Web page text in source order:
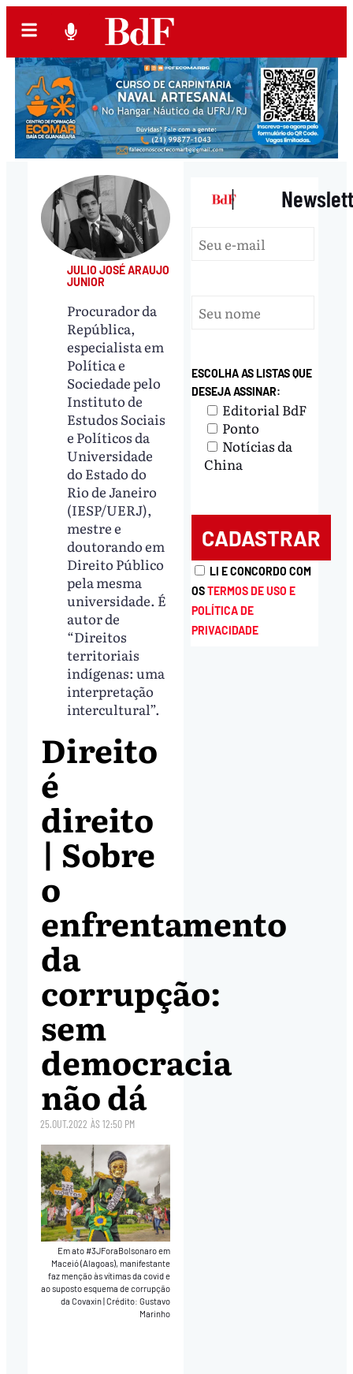
JULIO JOSÉ ARAUJO
JUNIOR
Procurador da
República,
especialista em
Política e
Sociedade pelo
Instituto de
Estudos Sociais
e Políticos da
Universidade
do Estado do
Rio de Janeiro
(IESP/UERJ),
mestre e
doutorando em
Direito Público
pela mesma
universidade. É
autor de
“Direitos
territoriais
indígenas: uma
interpretação
intercultural”.
Direito
é
direito
| Sobre
o
enfrentamento
da
corrupção:
sem
democracia
não dá
25.OUT.2022 ÀS12:50 PM
Em ato #3JForaBolsonaro em
Maceió (Alagoas), manifestante
faz menção às vítimas da covid e
ao suposto esquema de corrupção
da Covaxin Crédito: Gustavo
Marinho
|
ESCOLHA AS LISTAS QUE
DESEJA ASSINAR:
Editorial BdF
Ponto
Notícias da
China
LI E CONCORDO COM
OSTERMOS DE USO E
POLÍTICA DE
PRIVACIDADE